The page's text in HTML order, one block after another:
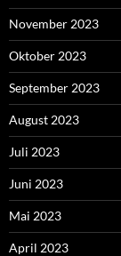
November 2023
Oktober 2023
September 2023
August 2023
Juli 2023
Juni 2023
Mai 2023
April 2023